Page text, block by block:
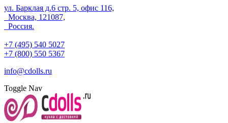
ул. Барклая д.6 стр. 5, офис 116,
Москва, 121087,
Россия.
+7 (495) 540 5027
+7 (800) 550 5367
info@cdolls.ru
Toggle Nav